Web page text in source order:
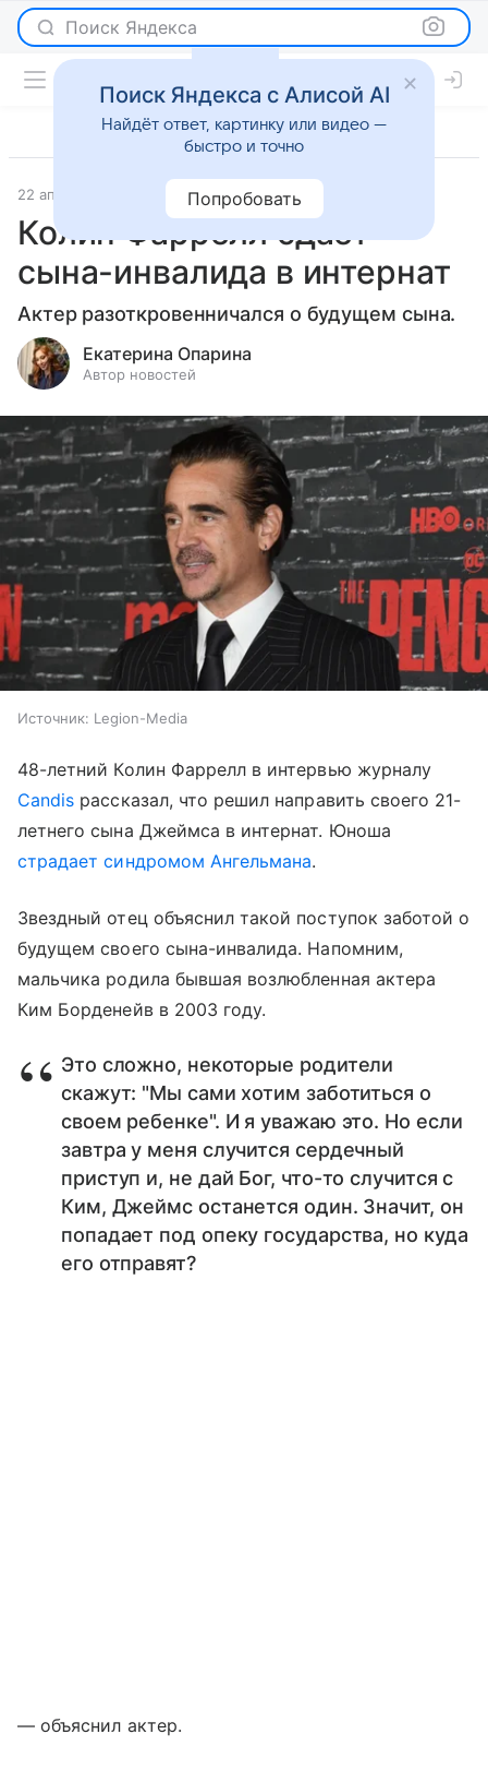
Поиск Яндекса
22 апреля 2025 Светская жизнь
Колин Фаррелл сдает
сына-инвалида в интернат
Актер разоткровенничался о будущем сына.
Екатерина Опарина
Автор новостей
Источник: Legion-Media
48-летний Колин Фаррелл в интервью журналу
Candis рассказал, что решил направить своего 21-
летнего сына Джеймса в интернат. Юноша
страдает синдромом Ангельмана.
Звездный отец объяснил такой поступок заботой о
будущем своего сына-инвалида. Напомним,
мальчика родила бывшая возлюбленная актера
Ким Борденейв в 2003 году.
Это сложно, некоторые родители
скажут: "Мы сами хотим заботиться о
своем ребенке". И я уважаю это. Но если
завтра у меня случится сердечный
приступ и, не дай Бог, что-то случится с
Ким, Джеймс останется один. Значит, он
попадает под опеку государства, но куда
его отправят?
— объяснил актер.
Поиск Яндекса с Алисой AI
Найдёт ответ, картинку или видео —
быстро и точно
Попробовать